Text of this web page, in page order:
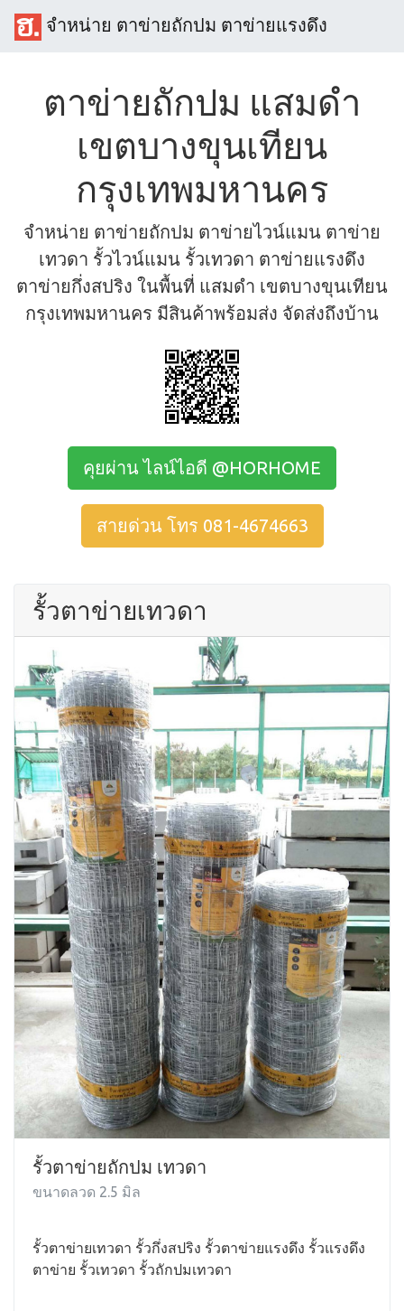
จำหน่าย ตาข่ายถักปม ตาข่ายแรงดึง
ตาข่ายถักปม แสมดำ
เขตบางขุนเทียน
กรุงเทพมหานคร
จำหน่าย ตาข่ายถักปม ตาข่ายไวน์แมน ตาข่าย
เทวดา รั้วไวน์แมน รั้วเทวดา ตาข่ายแรงดึง
ตาข่ายกึ่งสปริง ในพื้นที่ แสมดำ เขตบางขุนเทียน
กรุงเทพมหานคร มีสินค้าพร้อมส่ง จัดส่งถึงบ้าน
คุยผ่าน ไลน์ไอดี @HORHOME
สายด่วน โทร 081-4674663
รั้วตาข่ายเทวดา
รั้วตาข่ายถักปม เทวดา
ขนาดลวด 2.5 มิล
รั้วตาข่ายเทวดา รั้วกึ่งสปริง รั้วตาข่ายแรงดึง รั้วแรงดึง
ตาข่าย รั้วเทวดา รั้วถักปมเทวดา